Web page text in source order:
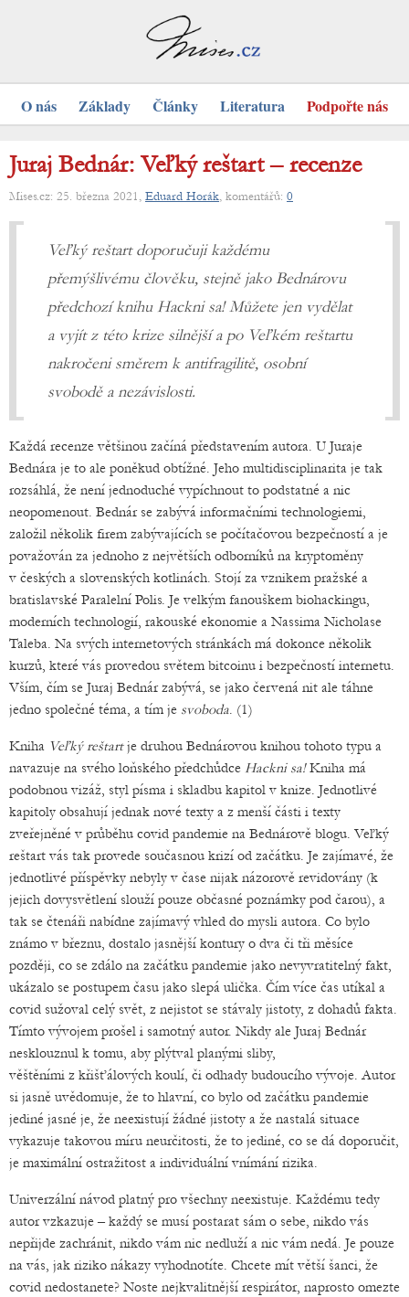
O nás Základy Články Literatura Podpořte nás
Juraj Bednár: Veľký reštart – recenze
Mises.cz: 25. března 2021, Eduard Horák, komentářů: 0
Veľký reštart doporučuji každému
přemýšlivému člověku, stejně jako Bednárovu
předchozí knihu Hackni sa! Můžete jen vydělat
a vyjít z této krize silnější a po Veľkém reštartu
nakročeni směrem k antifragilitě, osobní
svobodě a nezávislosti.
Každá recenze většinou začíná představením autora. U Juraje
Bednára je to ale poněkud obtížné. Jeho multidisciplinarita je tak
rozsáhlá, že není jednoduché vypíchnout to podstatné a nic
neopomenout. Bednár se zabývá informačními technologiemi,
založil několik firem zabývajících se počítačovou bezpečností a je
považován za jednoho z největších odborníků na kryptoměny
v českých a slovenských kotlinách. Stojí za vznikem pražské a
bratislavské Paralelní Polis. Je velkým fanouškem biohackingu,
moderních technologií, rakouské ekonomie a Nassima Nicholase
Taleba. Na svých internetových stránkách má dokonce několik
kurzů, které vás provedou světem bitcoinu i bezpečností internetu.
Vším, čím se Juraj Bednár zabývá, se jako červená nit ale táhne
jedno společné téma, a tím je svoboda. (1)
Kniha Veľký reštartje druhou Bednárovou knihou tohoto typu a
navazuje na svého loňského předchůdce Hackni sa!Kniha má
podobnou vizáž, styl písma i skladbu kapitol v knize. Jednotlivé
kapitoly obsahují jednak nové texty a z menší části i texty
zveřejněné v průběhu covid pandemie na Bednárově blogu. Veľký
reštart vás tak provede současnou krizí od začátku. Je zajímavé, že
jednotlivé příspěvky nebyly v čase nijak názorově revidovány (k
jejich dovysvětlení slouží pouze občasné poznámky pod čarou), a
tak se čtenáři nabídne zajímavý vhled do mysli autora. Co bylo
známo v březnu, dostalo jasnější kontury o dva či tři měsíce
později, co se zdálo na začátku pandemie jako nevyvratitelný fakt,
ukázalo se postupem času jako slepá ulička. Čím více čas utíkal a
covid sužoval celý svět, z nejistot se stávaly jistoty, z dohadů fakta.
Tímto vývojem prošel i samotný autor. Nikdy ale Juraj Bednár
nesklouznul k tomu, aby plýtval planými sliby,
věštěními z křišťálových koulí, či odhady budoucího vývoje. Autor
si jasně uvědomuje, že to hlavní, co bylo od začátku pandemie
jediné jasné je, že neexistují žádné jistoty a že nastalá situace
vykazuje takovou míru neurčitosti, že to jediné, co se dá doporučit,
je maximální ostražitost a individuální vnímání rizika.
Univerzální návod platný pro všechny neexistuje. Každému tedy
autor vzkazuje – každý se musí postarat sám o sebe, nikdo vás
nepřijde zachránit, nikdo vám nic nedluží a nic vám nedá. Je pouze
na vás, jak riziko nákazy vyhodnotíte. Chcete mít větší šanci, že
covid nedostanete? Noste nejkvalitnější respirátor, naprosto omezte